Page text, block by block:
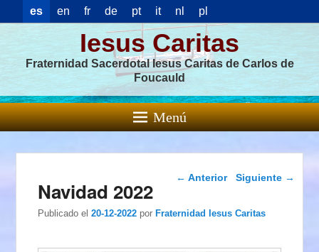
es en fr de pt it nl pl
Iesus Caritas
Fraternidad Sacerdotal Iesus Caritas de Carlos de
Foucauld
Menú
Navegación de
entradas
← Anterior Siguiente →
Navidad 2022
Publicado el 20-12-2022 porFraternidad Iesus Caritas